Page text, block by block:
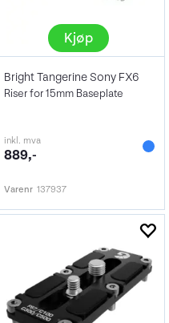
Kjøp
Bright Tangerine Sony FX6
Riser for 15mm Baseplate
inkl. mva
889,-
Varenr 137937